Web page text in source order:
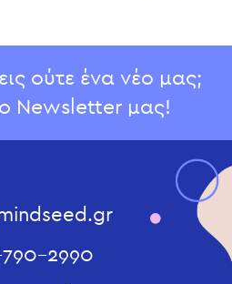
ούτε ένα νέο μας;
Newsletter μας!
790-2990